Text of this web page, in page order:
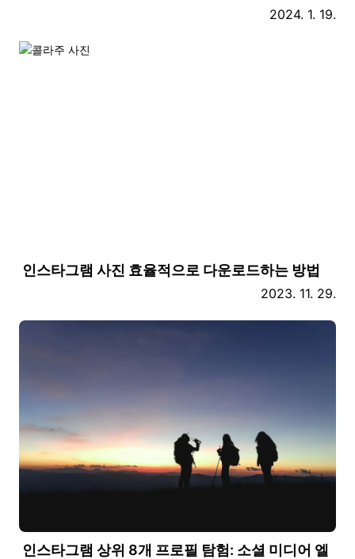
2024. 1. 19.
인스타그램 사진 효율적으로 다운로드하는 방법
2023. 11. 29.
인스타그램 상위 8개 프로필 탐험: 소셜 미디어 엘